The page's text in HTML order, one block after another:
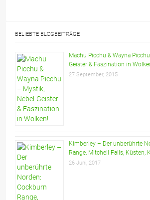
BELIEBTE BLOGBEITRÄGE
Machu Picchu & Wayna
Geister & Faszination in
27 September, 2015
Kimberley – Der unberührte
Range, Mitchell Falls, Küsten,
26 Juni, 2017